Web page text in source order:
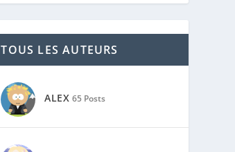
TOUS LES AUTEURS
ALEX 65 Posts